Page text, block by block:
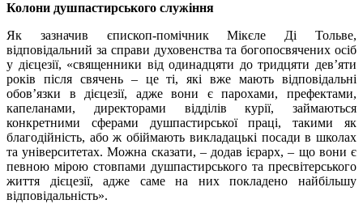
Колони душпастирського служіння
Як зазначив єпископ-помічник Мікєле Ді Тольве,
відповідальний за справи духовенства та богопосвячених осіб
у дієцезії, «священники від одинадцяти до тридцяти дев’яти
років після свячень – це ті, які вже мають відповідальні
обов’язки в дієцезії, адже вони є парохами, префектами,
капеланами, директорами відділів курії, займаються
конкретними сферами душпастирської праці, такими як
благодійність, або ж обіймають викладацькі посади в школах
та університетах. Можна сказати, – додав ієрарх, – що вони є
певною мірою стовпами душпастирського та пресвітерського
життя дієцезії, адже саме на них покладено найбільшу
відповідальність».